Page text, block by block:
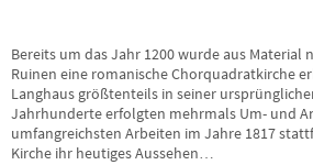
Bereits um das Jahr 1200 wurde aus Material
Ruinen eine romanische Chorquadratkirche
Langhaus größtenteils in seiner
Jahrhunderte erfolgten mehrmals Um- und
umfangreichsten Arbeiten im Jahre 1817
Kirche ihr heutiges Aussehen…